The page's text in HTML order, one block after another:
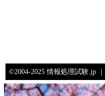
©2004-2025 情報処理試験.jp